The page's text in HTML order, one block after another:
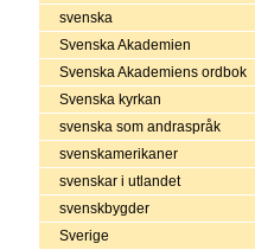
svenska
Svenska Akademien
Svenska Akademiens ordbok
Svenska kyrkan
svenska som andraspråk
svenskamerikaner
svenskar i utlandet
svenskbygder
Sverige